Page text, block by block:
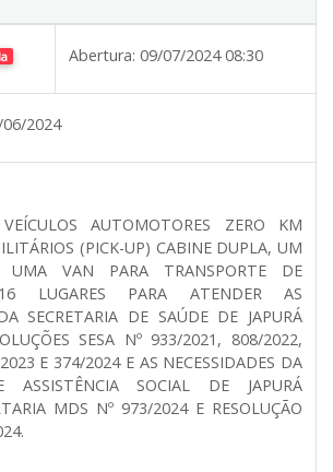
Abertura: 09/07/2024 08:30
2024
AUTOMOTORES ZERO KM
(PICK-UP) CABINE DUPLA, UM
UMA VAN PARA TRANSPORTE DE
16 LUGARES PARA ATENDER AS
SECRETARIA DE SAÚDE DE JAPURÁ
SESA Nº 933/2021, 808/2022,
E 374/2024 E AS NECESSIDADES DA
ASSISTÊNCIA SOCIAL DE JAPURÁ
MDS Nº 973/2024 E RESOLUÇÃO